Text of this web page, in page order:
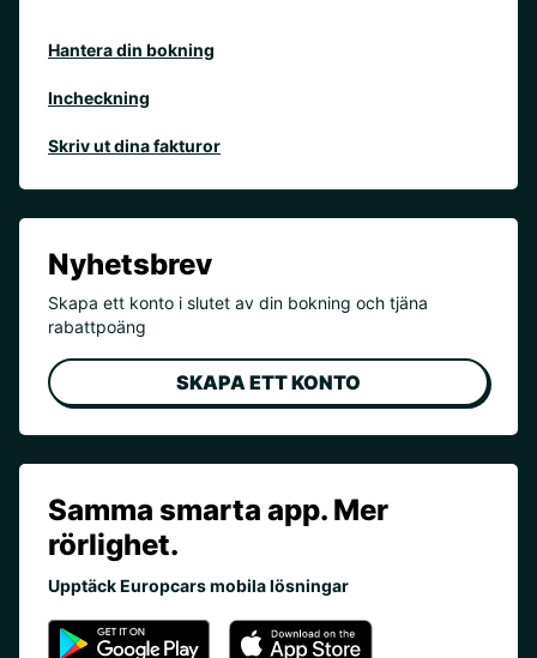
Hantera din bokning
Incheckning
Skriv ut dina fakturor
Nyhetsbrev
Skapa ett konto i slutet av din bokning och tjäna
rabattpoäng
SKAPA ETT KONTO
Samma smarta app. Mer
rörlighet.
Upptäck Europcars mobila lösningar